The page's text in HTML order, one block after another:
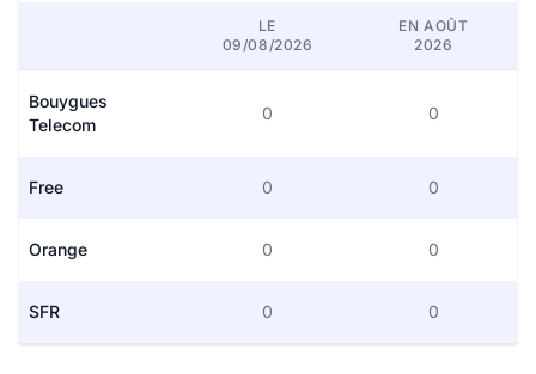
LE
09/08/2026
EN AOÛT
2026
Bouygues
Telecom
0 0
Free 0 0
Orange 0 0
SFR 0 0